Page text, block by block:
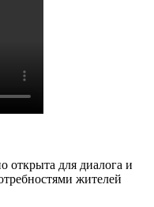
для диалога и
жителей